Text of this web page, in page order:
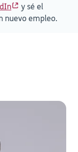
y sé el
nuevo empleo.